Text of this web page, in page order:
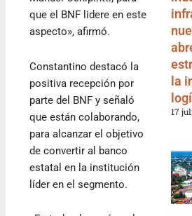
que el BNF lidere en este
aspecto», afirmó.
Constantino destacó la
positiva recepción por
parte del BNF y señaló
que están colaborando,
para alcanzar el objetivo
de convertir al banco
estatal en la institución
líder en el segmento.
la
17